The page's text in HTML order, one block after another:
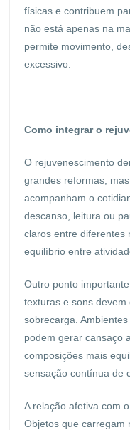
físicas e contribuem
não está apenas na
permite movimento,
excessivo.
Como integrar o
O rejuvenescimento
grandes reformas,
acompanham o
descanso, leitura ou
claros entre diferentes
equilíbrio entre
Outro ponto
texturas e sons
sobrecarga.
podem gerar cansaço
composições mais
sensação contínua de
A relação afetiva com
Objetos que carregam